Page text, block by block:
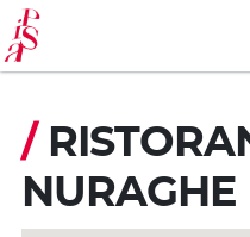
Salta
al
contenuto
principale
/
NURAGHE